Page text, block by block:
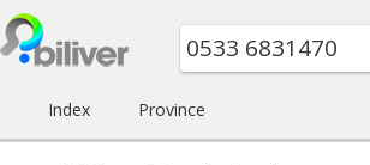
Index Province